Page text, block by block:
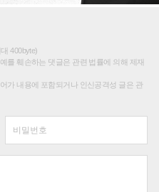
400byte)
를 훼손하는 댓글은 관련 법률에 의해 제재
가 내용에 포함되거나 인신공격성 글은 관